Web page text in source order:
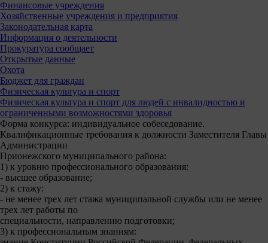
Финансовые учреждения
Хозяйственные учреждения и предприятия
Законодательная карта
Информация о деятельности
Прокуратура сообщает
Открытые данные
Охота
Бюджет для граждан
Физическая культура и спорт
Физическая культура и спорт для людей с инвалидностью и
ограниченными возможностями здоровья
Форма конкурса: индивидуальное собеседование.
Квалификационные требования к должности Заместителя Главы
Администрации
Прионежского муниципального района:
1) к уровню профессионального образования:
- высшее образование;
2) к стажу:
- не менее трех лет стажа муниципальной службы или не менее
трех лет работы по
специальности, направлению подготовки;
3) к профессиональным знаниям: